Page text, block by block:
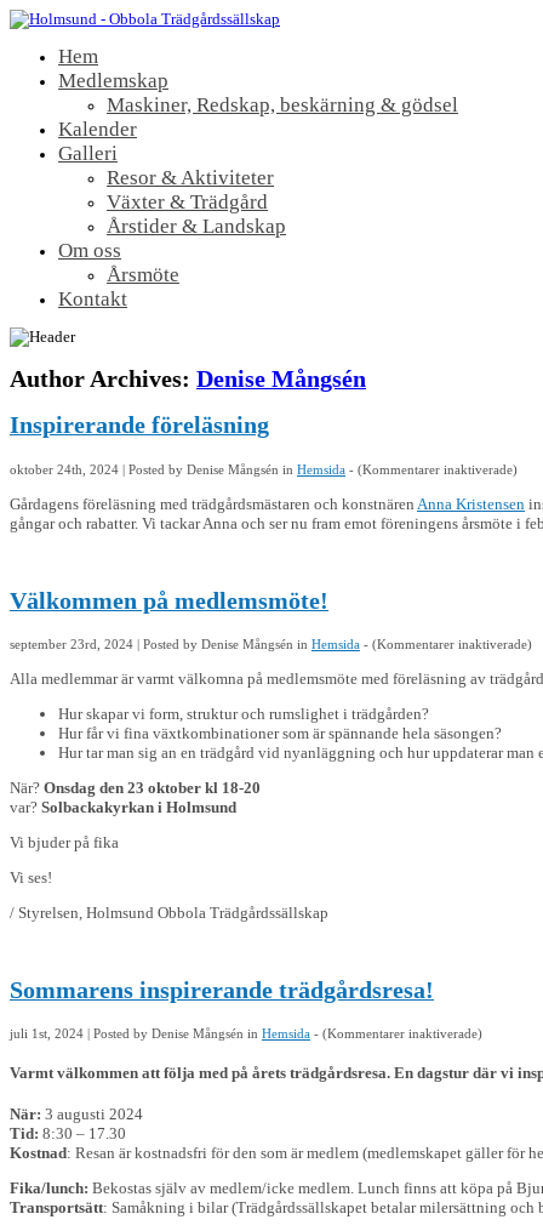
Hem
Medlemskap
Maskiner, Redskap, beskärning & gödsel
Kalender
Galleri
Resor & Aktiviteter
Växter & Trädgård
Årstider & Landskap
Om oss
Årsmöte
Kontakt
Author Archives: Denise Mångsén
Inspirerande föreläsning
oktober 24th, 2024 | Posted by Denise Mångsén in Hemsida - (Kommentarer inaktiveradeför
)
Gårdagens föreläsning med trädgårdsmästaren och konstnären Anna Kristensen
gångar och rabatter. Vi tackar Anna och ser nu fram emot föreningens årsmöte i
Välkommen på medlemsmöte!
september 23rd, 2024 | Posted by Denise Mångsén in Hemsida - (Kommentarer inaktiveradeför
på
)
Alla medlemmar är varmt välkomna på medlemsmöte med föreläsning av
Hur skapar vi form, struktur och rumslighet i trädgården?
Hur får vi fina växtkombinationer som är spännande hela säsongen?
Hur tar man sig an en trädgård vid nyanläggning och hur uppdaterar
När? Onsdag den 23 oktober kl 18-20
var? Solbackakyrkan i Holmsund
Vi bjuder på fika
Vi ses!
/ Styrelsen, Holmsund Obbola Trädgårdssällskap
Sommarens inspirerande trädgårdsresa!
juli 1st, 2024 | Posted by Denise Mångsén in Hemsida - (Kommentarer inaktiveradeför
Sommarens
)
Varmt välkommen att följa med på årets trädgårdsresa. En dagstur där vi
När: 3 augusti 2024
Tid: 8:30 – 17.30
Kostnad: Resan är kostnadsfri för den som är medlem (medlemskapet gäller för
Fika/lunch: Bekostas själv av medlem/icke medlem. Lunch finns att köpa på
Transportsätt: Samåkning i bilar (Trädgårdssällskapet betalar milersättning